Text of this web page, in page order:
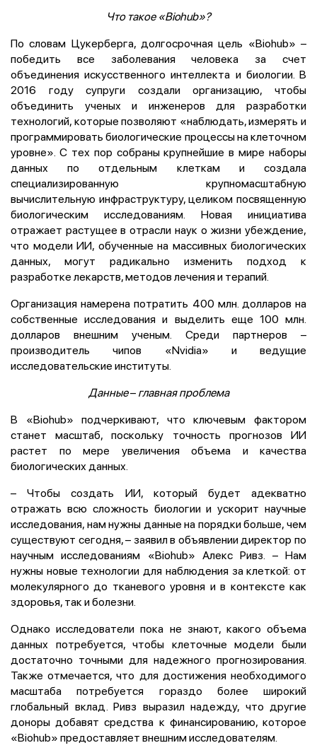
Что такое «Biohub»?
По словам Цукерберга, долгосрочная цель «Biohub» –
победить все заболевания человека за счет
объединения искусственного интеллекта и биологии. В
2016 году супруги создали организацию, чтобы
объединить ученых и инженеров для разработки
технологий, которые позволяют «наблюдать, измерять и
программировать биологические процессы на клеточном
уровне». С тех пор собраны крупнейшие в мире наборы
данных по отдельным клеткам и создала
специализированную крупномасштабную
вычислительную инфраструктуру, целиком посвященную
биологическим исследованиям. Новая инициатива
отражает растущее в отрасли наук о жизни убеждение,
что модели ИИ, обученные на массивных биологических
данных, могут радикально изменить подход к
разработке лекарств, методов лечения и терапий.
Организация намерена потратить 400 млн. долларов на
собственные исследования и выделить еще 100 млн.
долларов внешним ученым. Среди партнеров –
производитель чипов «Nvidia» и ведущие
исследовательские институты.
Данные–главная проблема
В «Biohub» подчеркивают, что ключевым фактором
станет масштаб, поскольку точность прогнозов ИИ
растет по мере увеличения объема и качества
биологических данных.
– Чтобы создать ИИ, который будет адекватно
отражать всю сложность биологии и ускорит научные
исследования, нам нужны данные на порядки больше, чем
существуют сегодня, – заявил в объявлении директор по
научным исследованиям «Biohub» Алекс Ривз. – Нам
нужны новые технологии для наблюдения за клеткой: от
молекулярного до тканевого уровня и в контексте как
здоровья, так и болезни.
Однако исследователи пока не знают, какого объема
данных потребуется, чтобы клеточные модели были
достаточно точными для надежного прогнозирования.
Также отмечается, что для достижения необходимого
масштаба потребуется гораздо более широкий
глобальный вклад. Ривз выразил надежду, что другие
доноры добавят средства к финансированию, которое
«Biohub» предоставляет внешним исследователям.